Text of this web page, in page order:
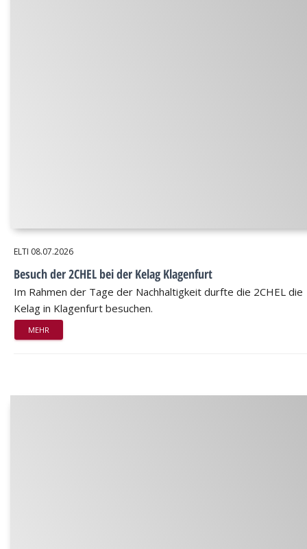
ELTI 08.07.2026
Besuch der 2CHEL bei der Kelag Klagenfurt
Im Rahmen der Tage der Nachhaltigkeit durfte die 2CHEL die
Kelag in Klagenfurt besuchen.
MEHR